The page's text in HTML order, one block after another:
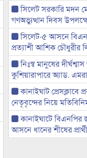
সিলেট সরকারি মদন
গণঅভ্যুত্থান দিবস
সিলেট-৫ আসনে
প্রত্যাশী আশিক চৌধুরীর
নিঃস্ব মানুষের
কুশিয়ারাপারে অ্যাড.
কানাইঘাট প্রেসক্লাবে
নেতৃবৃন্দের নিয়ে
কানাইঘাটে
আসনে ধানের শীষের